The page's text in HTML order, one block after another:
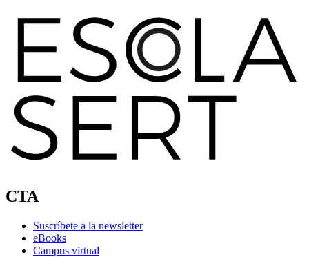
CTA
Suscríbete a la newsletter
eBooks
Campus virtual